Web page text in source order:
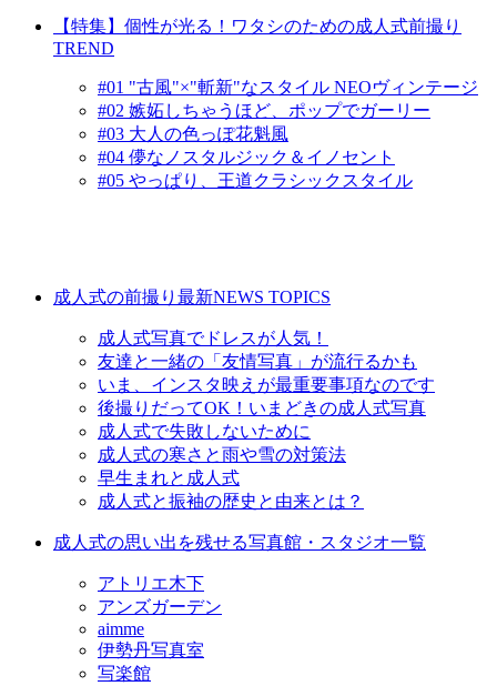
【特集】個性が光る！ワタシのための成人式前撮り
TREND
#01 "古風"×"斬新"なスタイル NEOヴィンテージ
#02 嫉妬しちゃうほど、ポップでガーリー
#03 大人の色っぽ花魁風
#04 儚なノスタルジック＆イノセント
#05 やっぱり、王道クラシックスタイル
成人式の前撮り最新NEWS TOPICS
成人式写真でドレスが人気！
友達と一緒の「友情写真」が流行るかも
いま、インスタ映えが最重要事項なのです
後撮りだってOK！いまどきの成人式写真
成人式で失敗しないために
成人式の寒さと雨や雪の対策法
早生まれと成人式
成人式と振袖の歴史と由来とは？
成人式の思い出を残せる写真館・スタジオ一覧
アトリエ木下
アンズガーデン
aimme
伊勢丹写真室
写楽館